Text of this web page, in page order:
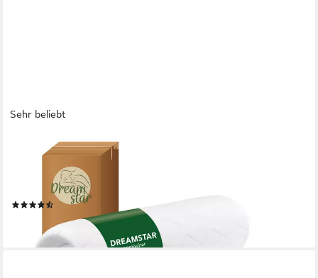
Sehr beliebt
DREAMSTAR
Topper ergonomischer Matratzentopper in 3 Härtegraden -
weich, mittel, fest, 6 cm hoch, Komfortschaum, rutschfest, Bezug
waschbar - für Matratzen und Boxspringbetten
(593)
lieferbar - in 2-3 Werktagen bei dir